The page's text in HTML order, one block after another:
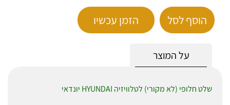
הוסף לסל הזמן עכשיו
על המוצר
שלט חלופי (לא מקורי) לטלוויזיה HYUNDAI יונדאי